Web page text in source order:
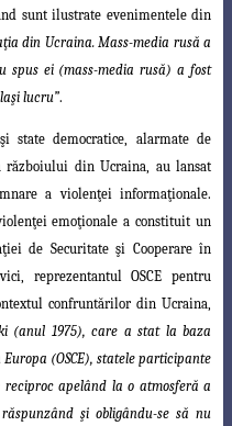
sunt ilustrate evenimentele din
din Ucraina. Mass-media rusă a
spus ei (mass-media rusă) a fost
lucru”.
state democratice, alarmate de
războiului din Ucraina, au lansat
a violenţei informaţionale.
emoţionale a constituit un
de Securitate şi Cooperare în
reprezentantul OSCE pentru
confruntărilor din Ucraina,
(anul 1975), care a stat la baza
(OSCE), statele participante
apelând la o atmosferă a
şi obligându-se să nu